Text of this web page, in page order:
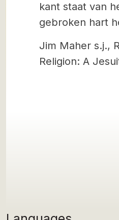
kant staat van
gebroken hart
Jim Maher s.j.,
Religion: A